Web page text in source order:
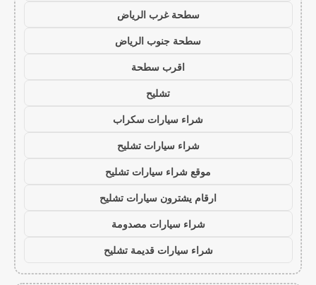
سطحة غرب الرياض
سطحة جنوب الرياض
اقرب سطحة
تشليح
شراء سيارات سكراب
شراء سيارات تشليح
موقع شراء سيارات تشليح
ارقام يشترون سيارات تشليح
شراء سيارات مصدومة
شراء سيارات قديمة تشليح